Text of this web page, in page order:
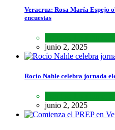
Veracruz: Rosa María Espejo
encuestas
junio 2, 2025
Rocío Nahle celebra jornada
junio 2, 2025